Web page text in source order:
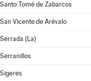
Santo Tomé de Zabarcos
San Vicente de Arévalo
Serrada (La)
Serranillos
Sigeres